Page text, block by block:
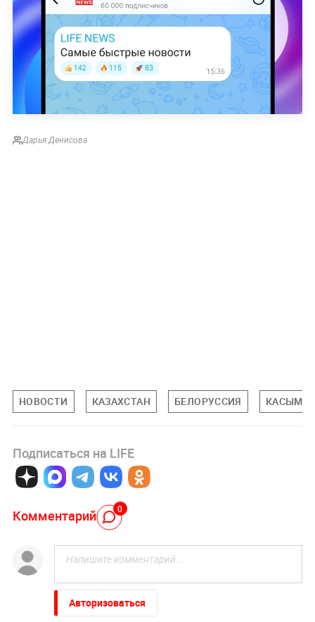
Дарья Денисова
НОВОСТИ КАЗАХСТАН БЕЛОРУССИЯ КАСЫМ
Подписаться на LIFE
Комментарий 0
Авторизоваться